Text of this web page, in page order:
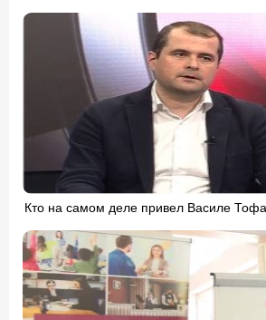
Кто на самом деле привел Василе